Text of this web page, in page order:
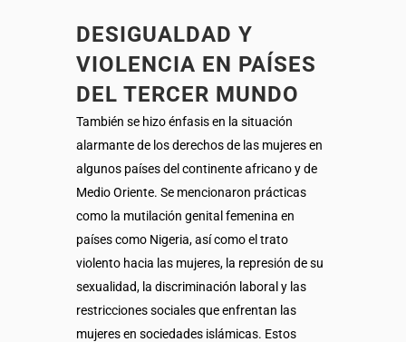
DESIGUALDAD Y
VIOLENCIA EN PAÍSES
DEL TERCER MUNDO
También se hizo énfasis en la situación
alarmante de los derechos de las mujeres en
algunos países del continente africano y de
Medio Oriente. Se mencionaron prácticas
como la mutilación genital femenina en
países como Nigeria, así como el trato
violento hacia las mujeres, la represión de su
sexualidad, la discriminación laboral y las
restricciones sociales que enfrentan las
mujeres en sociedades islámicas. Estos